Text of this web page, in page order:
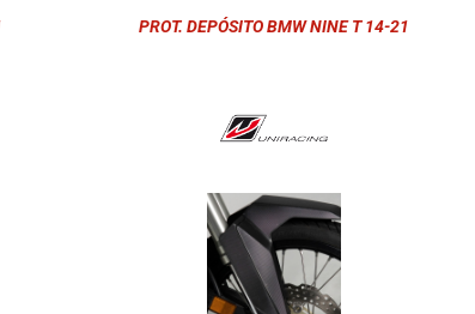
PROT. DEPÓSITO BMW NINE T 14-21